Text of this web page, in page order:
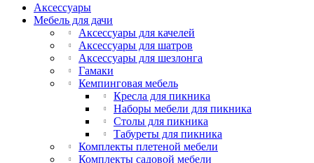
Аксессуары
Мебель для дачи
Аксессуары для качелей
Аксессуары для шатров
Аксессуары для шезлонга
Гамаки
Кемпинговая мебель
Кресла для пикника
Наборы мебели для пикника
Столы для пикника
Табуреты для пикника
Комплекты плетеной мебели
Комплекты садовой мебели